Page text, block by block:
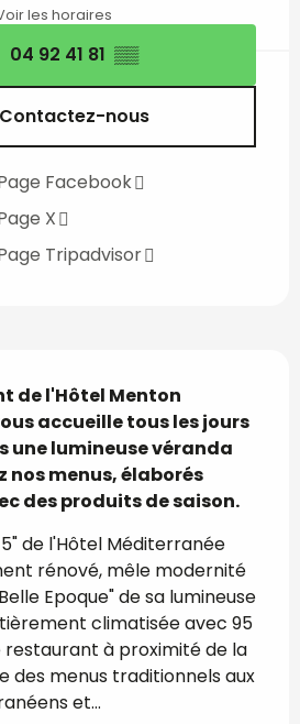
les horaires
04 92 41 81 ▒▒
Contactez-nous
Facebook
X
Tripadvisor
de l'Hôtel Menton
accueille tous les jours
une lumineuse véranda
nos menus, élaborés
des produits de saison.
de l'Hôtel Méditerranée
rénové, mêle modernité
Epoque" de sa lumineuse
climatisée avec 95
restaurant à proximité de la
des menus traditionnels aux
et...